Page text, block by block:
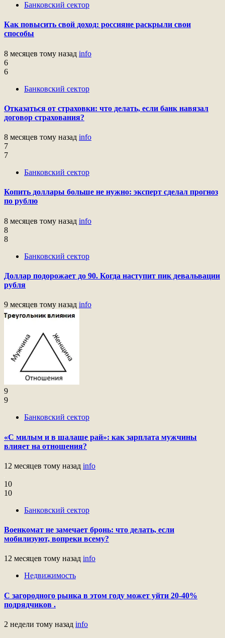
Банковский сектор
Как повысить свой доход: россияне раскрыли свои
способы
8 месяцев тому назад info
6
6
Банковский сектор
Отказаться от страховки: что делать, если банк навязал
договор страхования?
8 месяцев тому назад info
7
7
Банковский сектор
Копить доллары больше не нужно: эксперт сделал прогноз
по рублю
8 месяцев тому назад info
8
8
Банковский сектор
Доллар подорожает до 90. Когда наступит пик девальвации
рубля
9 месяцев тому назад info
9
9
Банковский сектор
«С милым и в шалаше рай»: как зарплата мужчины
влияет на отношения?
12 месяцев тому назад info
10
10
Банковский сектор
Военкомат не замечает бронь: что делать, если
мобилизуют, вопреки всему?
12 месяцев тому назад info
Недвижимость
С загородного рынка в этом году может уйти 20-40%
подрядчиков .
2 недели тому назад info